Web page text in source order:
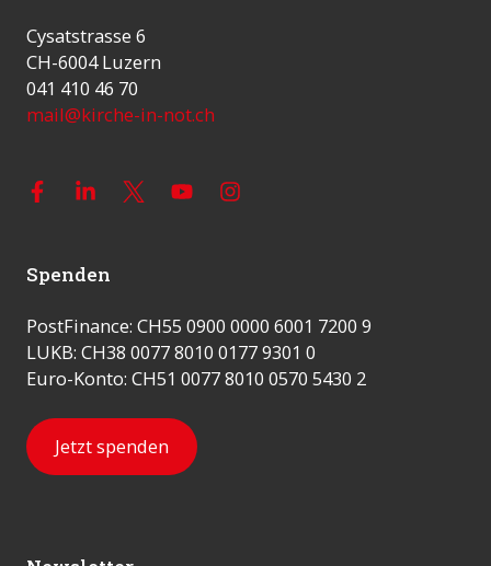
Cysatstrasse 6
CH-6004 Luzern
041 410 46 70
mail@kirche-in-not.ch
Spenden
PostFinance: CH55 0900 0000 6001 7200 9
LUKB: CH38 0077 8010 0177 9301 0
Euro-Konto: CH51 0077 8010 0570 5430 2
Jetzt spenden